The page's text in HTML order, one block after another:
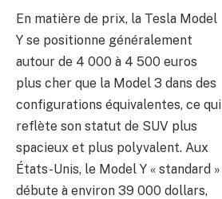
En matière de prix, la Tesla Model
Y se positionne généralement
autour de 4 000 à 4 500 euros
plus cher que la Model 3 dans des
configurations équivalentes, ce qui
reflète son statut de SUV plus
spacieux et plus polyvalent. Aux
États-Unis, le Model Y « standard »
débute à environ 39 000 dollars,